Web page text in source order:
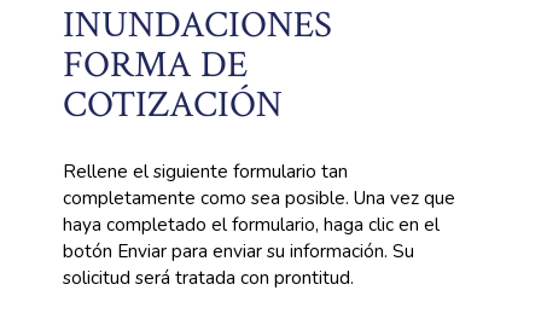
INUNDACIONES
FORMA DE
COTIZACIÓN
Rellene el siguiente formulario tan
completamente como sea posible. Una vez que
haya completado el formulario, haga clic en el
botón Enviar para enviar su información. Su
solicitud será tratada con prontitud.